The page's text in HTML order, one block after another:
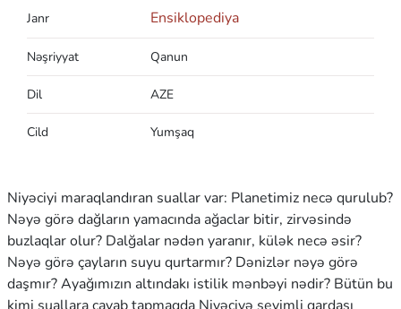
Janr Ensiklopediya
Nəşriyyat Qanun
Dil AZE
Cild Yumşaq
Niyəciyi maraqlandıran suallar var: Planetimiz necə qurulub?
Nəyə görə dağların yamacında ağaclar bitir, zirvəsində
buzlaqlar olur? Dalğalar nədən yaranır, külək necə əsir?
Nəyə görə çayların suyu qurtarmır? Dənizlər nəyə görə
daşmır? Ayağımızın altındakı istilik mənbəyi nədir? Bütün bu